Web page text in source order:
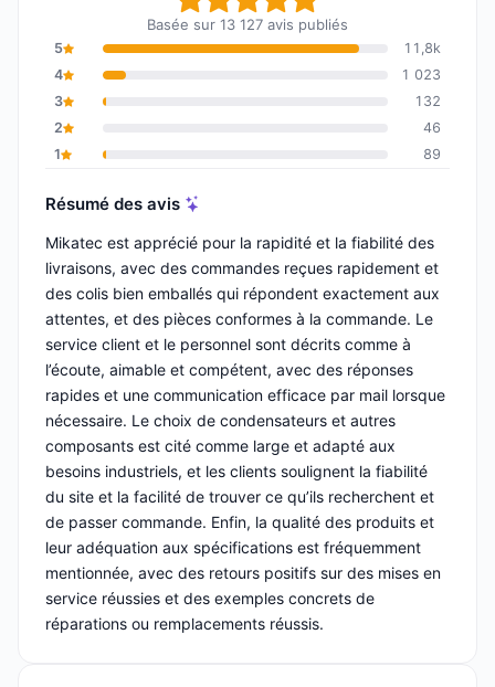
Note globale : 9,7 sur
Basée sur 13 127 avis publiés
5
11,8k
4
1 023
3
132
2
46
1
89
Résumé des avis
Mikatec est apprécié pour la rapidité et la fiabilité des
livraisons, avec des commandes reçues rapidement et
des colis bien emballés qui répondent exactement aux
attentes, et des pièces conformes à la commande. Le
service client et le personnel sont décrits comme à
l’écoute, aimable et compétent, avec des réponses
rapides et une communication efficace par mail lorsque
nécessaire. Le choix de condensateurs et autres
composants est cité comme large et adapté aux
besoins industriels, et les clients soulignent la fiabilité
du site et la facilité de trouver ce qu’ils recherchent et
de passer commande. Enfin, la qualité des produits et
leur adéquation aux spécifications est fréquemment
mentionnée, avec des retours positifs sur des mises en
service réussies et des exemples concrets de
réparations ou remplacements réussis.